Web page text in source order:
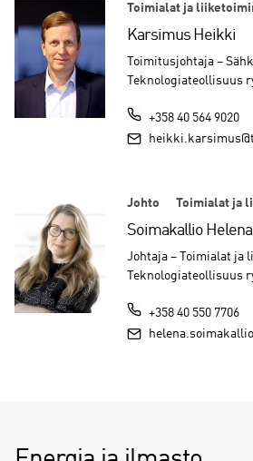
Toimialat ja
Karsimus Heikki
Toimitusjohtaja –
Teknologiateollisuus
+358 40 564 9020
Johto Toimialat ja
Soimakallio Helena
Johtaja – Toimialat ja
Teknologiateollisuus
+358 40 550 7706